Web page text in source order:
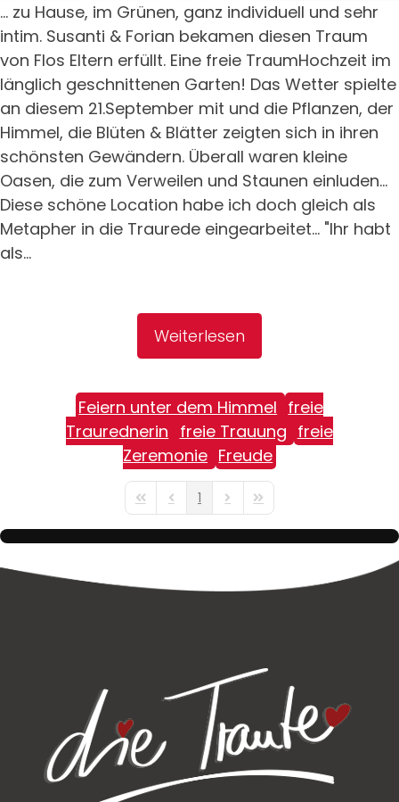
... zu Hause, im Grünen, ganz individuell und sehr
intim. Susanti & Forian bekamen diesen Traum
von Flos Eltern erfüllt. Eine freie TraumHochzeit im
länglich geschnittenen Garten! Das Wetter spielte
an diesem 21.September mit und die Pflanzen, der
Himmel, die Blüten & Blätter zeigten sich in ihren
schönsten Gewändern. Überall waren kleine
Oasen, die zum Verweilen und Staunen einluden...
Diese schöne Location habe ich doch gleich als
Metapher in die Traurede eingearbeitet... "Ihr habt
als...
Weiterlesen
Feiern unter dem Himmel freie
Traurednerin freie Trauung freie
Zeremonie Freude
First PagePrevious Page
1 Next PageLast Page